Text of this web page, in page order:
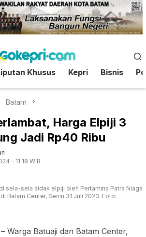
Khusus Kepri Bisnis
Batam
Harga Elpiji 3
Jadi Rp40 Ribu
- 11:18 WIB
sela-sela sidak elpiji oleh Pertamina Patra Niaga
Batam Center, Senin 31 Juli 2023. Foto:
– Warga Batuaji dan Batam Center,